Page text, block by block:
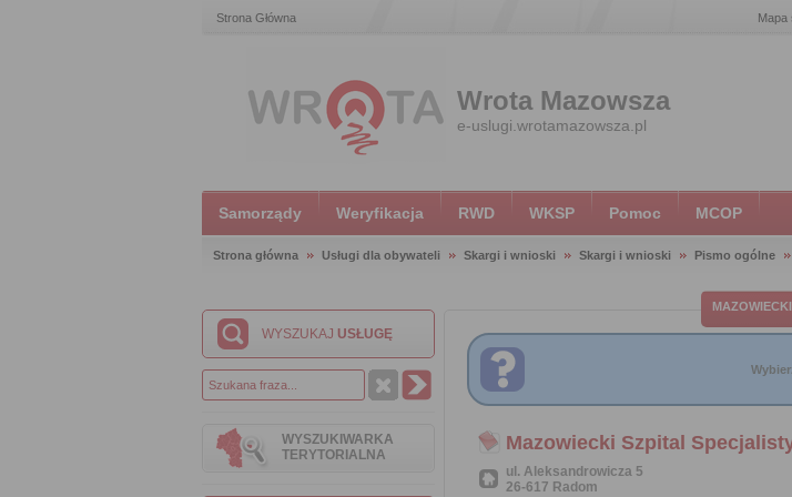
Strona Główna Mapa
Wrota Mazowsza
e-uslugi.wrotamazowsza.pl
Samorządy Weryfikacja RWD WKSP Pomoc MCOP
Strona główna Usługi dla obywateli Skargi i wnioski Skargi i wnioski Pismo ogólne
WYSZUKAJ USŁUGĘ
WYSZUKIWARKA
TERYTORIALNA
Mazowiecki Szpital
ul. Aleksandrowicza 5
26-617 Radom